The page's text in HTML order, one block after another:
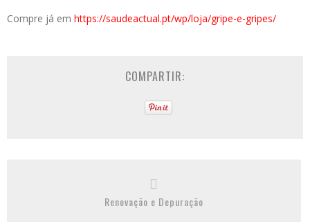
Compre já em https://saudeactual.pt/wp/loja/gripe-e-gripes/
COMPARTIR:
Renovação e Depuração